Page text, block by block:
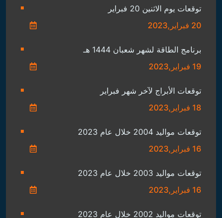
توقعات يوم الاثنين 20 فبراير
20 فبراير,2023
برنامج الطاقة لشهر شعبان 1444 هـ
19 فبراير,2023
توقعات الأبراج لآخر شهر فبراير
18 فبراير,2023
توقعات مواليد 2004 خلال عام 2023
16 فبراير,2023
توقعات مواليد 2003 خلال عام 2023
16 فبراير,2023
توقعات مواليد 2002 خلال عام 2023